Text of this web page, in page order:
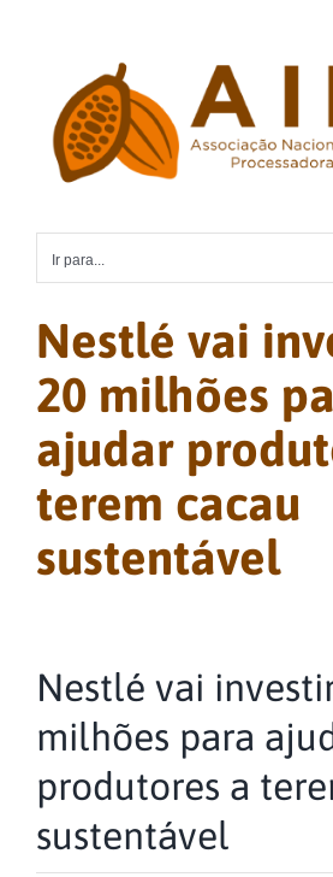
conteúdo
Ir para...
Nestlé vai
20 milhões
ajudar
terem cacau
sustentável
Nestlé vai
milhões para
produtores a
sustentável